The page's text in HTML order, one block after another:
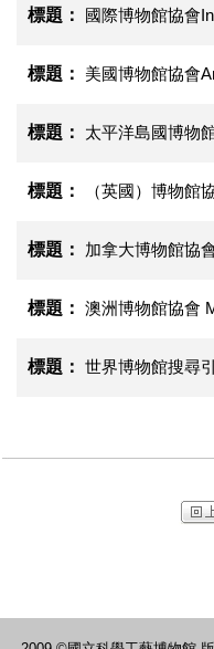
國際博物館協會
美國博物館協會
太平洋島國博物
（英國）博物館
加拿大博物館協
澳洲博物館協會
世界博物館搜尋